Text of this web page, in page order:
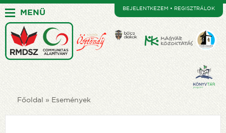
MENÜ BEJELENTKEZEM • REGISZTRÁLOK
Főoldal Események